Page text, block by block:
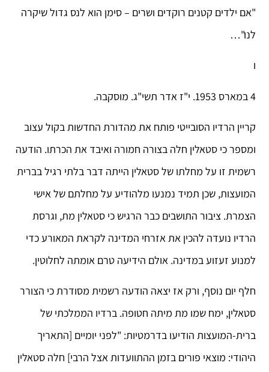
"אם ילדים קטנים רוקדים ושרים – סימן הוא לנס גדול שיקרה
לנו"…
ו
4 במארס 1953. י"ז אדר תשי"ג. מוסקבה.
קריין הרדיו הסובייטי פותח את מהדורת החדשות בקול עצוב
ומספר כי סטאלין חלה בצורה חמורה ואיבד את הכרתו. הודעה
רשמית זו על מחלתו של סטאלין הייתה דבר בלתי רגיל בברית
המועצות, שכן תמיד נמנעו מלהודיע על מחלתם של אישי
הצמרת. ציבור התושבים כבר הרגיש כי סטאלין מת, וגרסת
הרדיו נועדה להכין את אזרחי המדינה לקראת המאורע כדי
למנוע זעזוע במדינה. אולם הידיעה טרם אומתה לחלוטין.
חלף יום נוסף, ורק אז יצאה הודעה רשמית מסודרת כי הצורר
סטאלין, ימח שמו מת מיתה חטופה. ברדיו הממלכתי של
ברית-המועצות הודיעו בדרמטיות: "לפני יומיים [התאריך
היהודי: מוצאי פורים בזמן ההתוועדות אצל הרבי] חלה סטאלין